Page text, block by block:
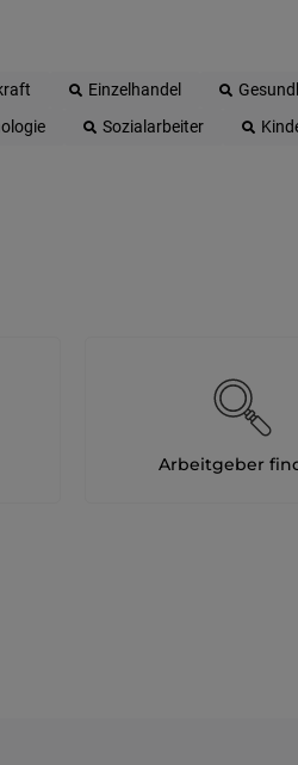
Einzelhandel
Sozialarbeiter
Arbeitgeber